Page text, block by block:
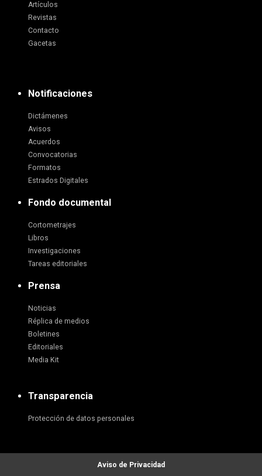
Artículos
Revistas
Contacto
Gacetas
Notificaciones
Dictámenes
Avisos
Acuerdos
Convocatorias
Formatos
Estrados Digitales
Fondo documental
Cortometrajes
Libros
Investigaciones
Tareas editoriales
Prensa
Noticias
Réplica de medios
Boletines
Editoriales
Media Kit
Transparencia
Protección de datos personales
Aviso de Privacidad